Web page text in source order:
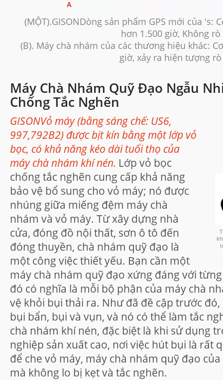
(MỘT).GISONDòng sản phẩm GPS mới của 's:
hơn 1.500 giờ, Không
(B). Máy chà nhám của các thương hiệu khác:
giờ, xảy ra hiện tượng
Máy Chà Nhám Quỹ Đạo Ngẫu
Chống Tắc Nghẽn
GISONVỏ máy (bằng sáng chế: US6,
997,792B2) được bịt kín bằng một lớp vỏ
bọc, có khả năng kéo dài tuổi thọ của
máy chà nhám khí nén. Lớp vỏ bọc
chống tắc nghẽn cung cấp khả năng
bảo vệ bổ sung cho vỏ máy; nó được
nhúng giữa miếng đệm máy chà
nhám và vỏ máy. Từ xây dựng nhà
cửa, đóng đồ nội thất, sơn ô tô đến
đóng thuyền, chà nhám quỹ đạo là
một công việc thiết yếu. Bạn cần một
máy chà nhám quỹ đạo xứng đáng với
đó có nghĩa là mỗi bộ phận của máy chà
vệ khỏi bụi thải ra. Như đã đề cập trước
bụi bẩn, bụi và vụn, và nó có thể làm tắc
chà nhám khí nén, đặc biệt là khi sử dụng
nghiệp sản xuất cao, nơi việc hút bụi là rất
để che vỏ máy, máy chà nhám quỹ đạo
mà không lo bị kẹt và tắc nghẽn.